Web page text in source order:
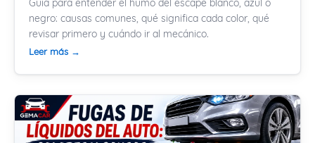
Guía para entender el humo del escape blanco, azul o
negro: causas comunes, qué significa cada color, qué
revisar primero y cuándo ir al mecánico.
Leer más →